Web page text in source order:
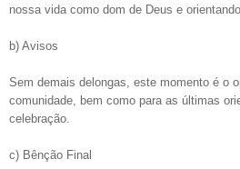
nossa vida como dom de Deus e
b) Avisos
Sem demais delongas, este momento é o
comunidade, bem como para as últimas
celebração.
c) Bênção Final